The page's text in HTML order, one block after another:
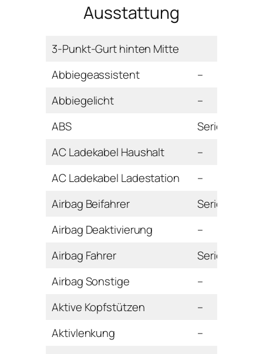
Ausstattung
3-Punkt-Gurt hinten Mitte
Abbiegeassistent
–
Abbiegelicht
–
ABS
Serie
AC Ladekabel Haushalt
–
AC Ladekabel Ladestation
–
Airbag Beifahrer
Serie
Airbag Deaktivierung
–
Airbag Fahrer
Serie
Airbag Sonstige
–
Aktive Kopfstützen
–
Aktivlenkung
–